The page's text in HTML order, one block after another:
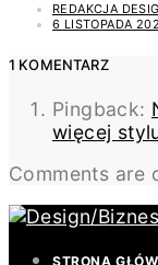
REDAKCJA
6 LISTOPADA
1 KOMENTARZ
Pingback:
więcej
Comments are
STRONA